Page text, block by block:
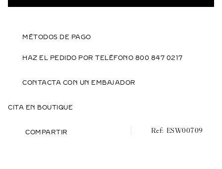
MÉTODOS DE PAGO
HAZ EL PEDIDO POR TELÉFONO 800 847 0217
CONTACTA CON UN EMBAJADOR
CITA EN BOUTIQUE
COMPARTIR ESW00709